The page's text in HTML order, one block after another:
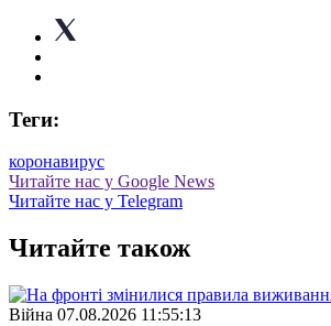
Теги:
коронавирус
Читайте нас у Google News
Читайте нас у Telegram
Читайте також
Війна 07.08.2026 11:55:13